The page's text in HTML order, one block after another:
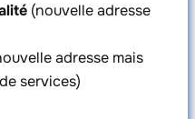
(nouvelle adresse
adresse mais
services)